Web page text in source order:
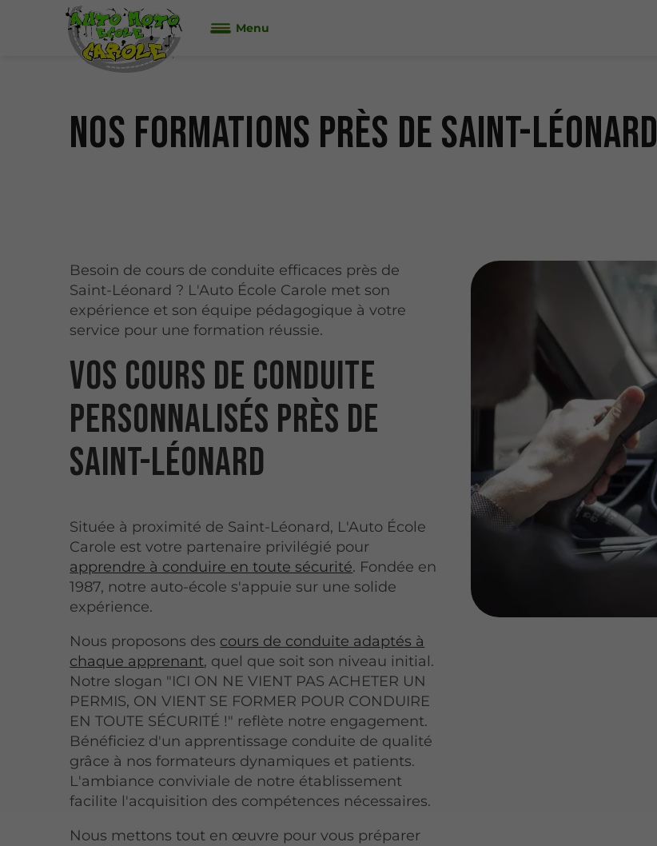
Menu
Nos formations près de Saint-Léonard
Besoin de cours de conduite efficaces près de
Saint-Léonard ? L'Auto École Carole met son
expérience et son équipe pédagogique à votre
service pour une formation réussie.
Vos cours de conduite
personnalisés près de
Saint-Léonard
Située à proximité de Saint-Léonard, L'Auto École
Carole est votre partenaire privilégié pour
apprendre à conduire en toute sécurité. Fondée en
1987, notre auto-école s'appuie sur une solide
expérience.
Nous proposons des cours de conduite adaptés à
chaque apprenant, quel que soit son niveau initial.
Notre slogan "ICI ON NE VIENT PAS ACHETER UN
PERMIS, ON VIENT SE FORMER POUR CONDUIRE
EN TOUTE SÉCURITÉ !" reflète notre engagement.
Bénéficiez d'un apprentissage conduite de qualité
grâce à nos formateurs dynamiques et patients.
L'ambiance conviviale de notre établissement
facilite l'acquisition des compétences nécessaires.
Nous mettons tout en œuvre pour vous préparer